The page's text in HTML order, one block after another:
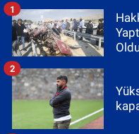
1
2